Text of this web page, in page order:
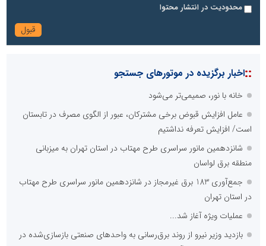
محدودیت در انتشار محتوا
::اخبار برگزیده در موتورهای جستجو
خانه با نور، صمیمی‌تر می‌شود
عامل افزایش قبوض برخی مشترکان، عبور از الگوی مصرف در تابستان
است/ افزایش تعرفه نداشتیم
شانزدهمین مانور سراسری طرح مهتاب در استان تهران به میزبانی
منطقه برق لواسان
جمع‌آوری 183 برق غیرمجاز در شانزدهمین مانور سراسری طرح مهتاب
در استان تهران
عملیات ویژه آغاز شد...
بازدید وزیر نیرو از روند برق‌رسانی به واحدهای صنعتی بازسازی‌شده در